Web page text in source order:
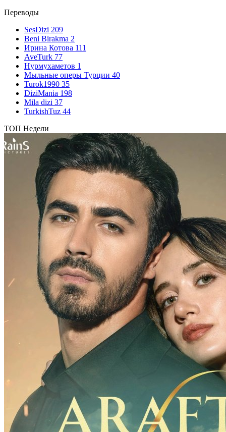
Переводы
SesDizi 209
Beni Birakma 2
Ирина Котова 111
AveTurk 77
Нурмухаметов 1
Мыльные оперы Турции 40
Turok1990 35
DiziMania 198
Mila dizi 37
TurkishTuz 44
ТОП Недели